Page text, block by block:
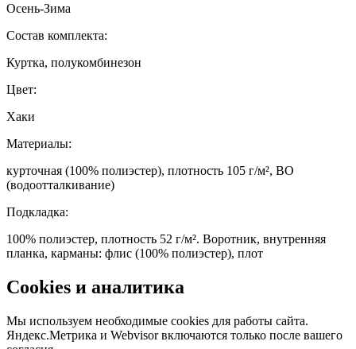
Осень-Зима
Состав комплекта:
Куртка, полукомбинезон
Цвет:
Хаки
Материалы:
курточная (100% полиэстер), плотность 105 г/м², ВО
(водоотталкивание)
Подкладка:
100% полиэстер, плотность 52 г/м². Воротник, внутренняя
планка, карманы: флис (100% полиэстер), плот
Cookies и аналитика
Мы используем необходимые cookies для работы сайта.
Яндекс.Метрика и Webvisor включаются только после вашего